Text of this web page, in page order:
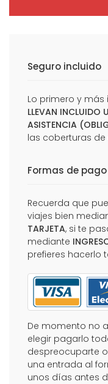
Seguro incluido
Lo primero y
LLEVAN INCLUIDO
ASISTENCIA
las coberturas
Formas de pago
Recuerda que
viajes bien
TARJETA, si te
mediante
prefieres hacerlo
De momento no
elegir pagarlo
despreocuparte
una entrada al
unos días antes